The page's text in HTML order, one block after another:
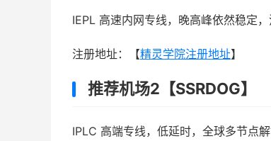
IEPL 高速内网专线，晚高峰依然稳定
注册地址：【精灵学院注册地址】
推荐机场2【SSRDOG】
IPLC 高端专线，低延时，全球多节点